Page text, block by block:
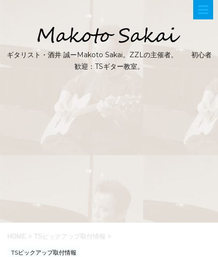
ギタリスト・酒井 誠ーMakoto Sakai。ZZLの主催者。 初心者
歓迎：TSギター教室。
HOME > TSピックアップ取付情報 >
TSピックアップ取付情報